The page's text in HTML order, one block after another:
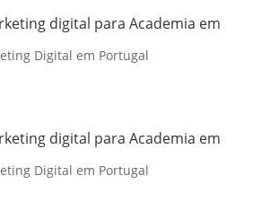
digital para Academia em
Digital em Portugal
digital para Academia em
Digital em Portugal